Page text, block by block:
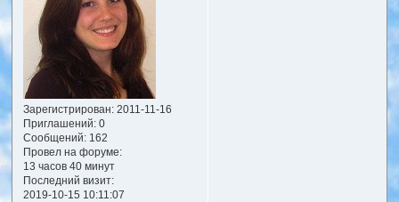
Зарегистрирован: 2011-11-16
Приглашений:0
Сообщений:162
Провел на форуме:
13 часов 40 минут
Последний визит:
2019-10-15 10:11:07